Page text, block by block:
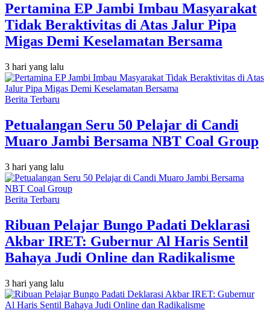
Pertamina EP Jambi Imbau Masyarakat
Tidak Beraktivitas di Atas Jalur Pipa
Migas Demi Keselamatan Bersama
3 hari yang lalu
Berita Terbaru
Petualangan Seru 50 Pelajar di Candi
Muaro Jambi Bersama NBT Coal Group
3 hari yang lalu
Berita Terbaru
Ribuan Pelajar Bungo Padati Deklarasi
Akbar IRET: Gubernur Al Haris Sentil
Bahaya Judi Online dan Radikalisme
3 hari yang lalu